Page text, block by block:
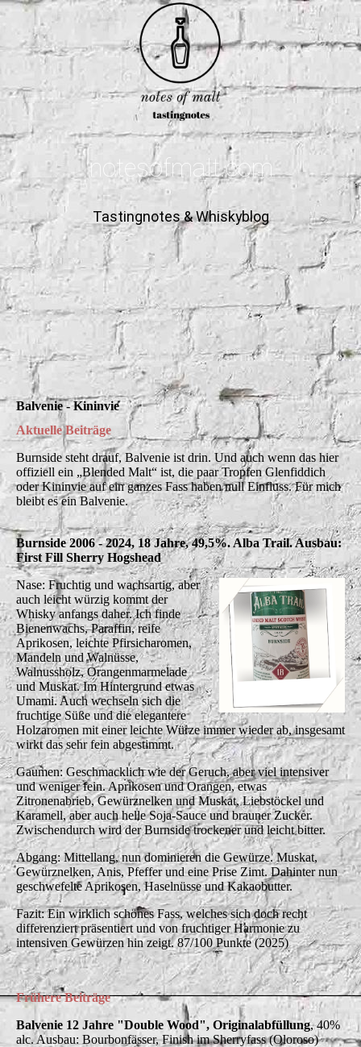
notesofmalt.com
Tastingnotes & Whiskyblog
Balvenie - Kininvie
Aktuelle Beiträge
Burnside steht drauf, Balvenie ist drin. Und auch wenn das hier
offiziell ein „Blended Malt“ ist, die paar Tropfen Glenfiddich
oder Kininvie auf ein ganzes Fass haben null Einfluss. Für mich
bleibt es ein Balvenie.
Burnside 2006 - 2024, 18 Jahre, 49,5%. Alba Trail. Ausbau:
First Fill Sherry Hogshead
Nase: Fruchtig und wachsartig, aber
auch leicht würzig kommt der
Whisky anfangs daher. Ich finde
Bienenwachs, Paraffin, reife
Aprikosen, leichte Pfirsicharomen,
Mandeln und Walnüsse,
Walnussholz, Orangenmarmelade
und Muskat. Im Hintergrund etwas
Umami. Auch wechseln sich die
fruchtige Süße und die elegantere
Holzaromen mit einer leichte Würze immer wieder ab, insgesamt
wirkt das sehr fein abgestimmt.
Gaumen: Geschmacklich wie der Geruch, aber viel intensiver
und weniger fein. Aprikosen und Orangen, etwas
Zitronenabrieb, Gewürznelken und Muskat, Liebstöckel und
Karamell, aber auch helle Soja-Sauce und brauner Zucker.
Zwischendurch wird der Burnside trockener und leicht bitter.
Abgang: Mittellang, nun dominieren die Gewürze. Muskat,
Gewürznelken, Anis, Pfeffer und eine Prise Zimt. Dahinter nun
geschwefelte Aprikosen, Haselnüsse und Kakaobutter.
Fazit: Ein wirklich schönes Fass, welches sich doch recht
differenziert präsentiert und von fruchtiger Harmonie zu
intensiven Gewürzen hin zeigt. 87/100 Punkte (2025)
Frühere Beiträge
Balvenie 12 Jahre "Double Wood", Originalabfüllung, 40%
alc. Ausbau: Bourbonfässer, Finish im Sherryfass (Oloroso)